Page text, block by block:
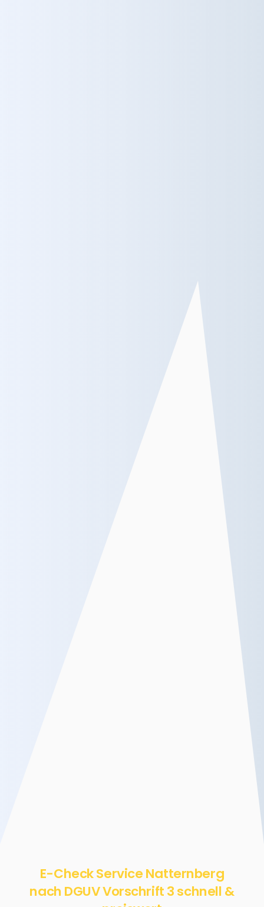
E-Check Service Natternberg
nach DGUV Vorschrift 3 schnell &